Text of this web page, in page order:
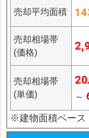
売却平均面積
売却相場帯
(価格)
売却相場帯
(単価)
～
※建物面積ベース